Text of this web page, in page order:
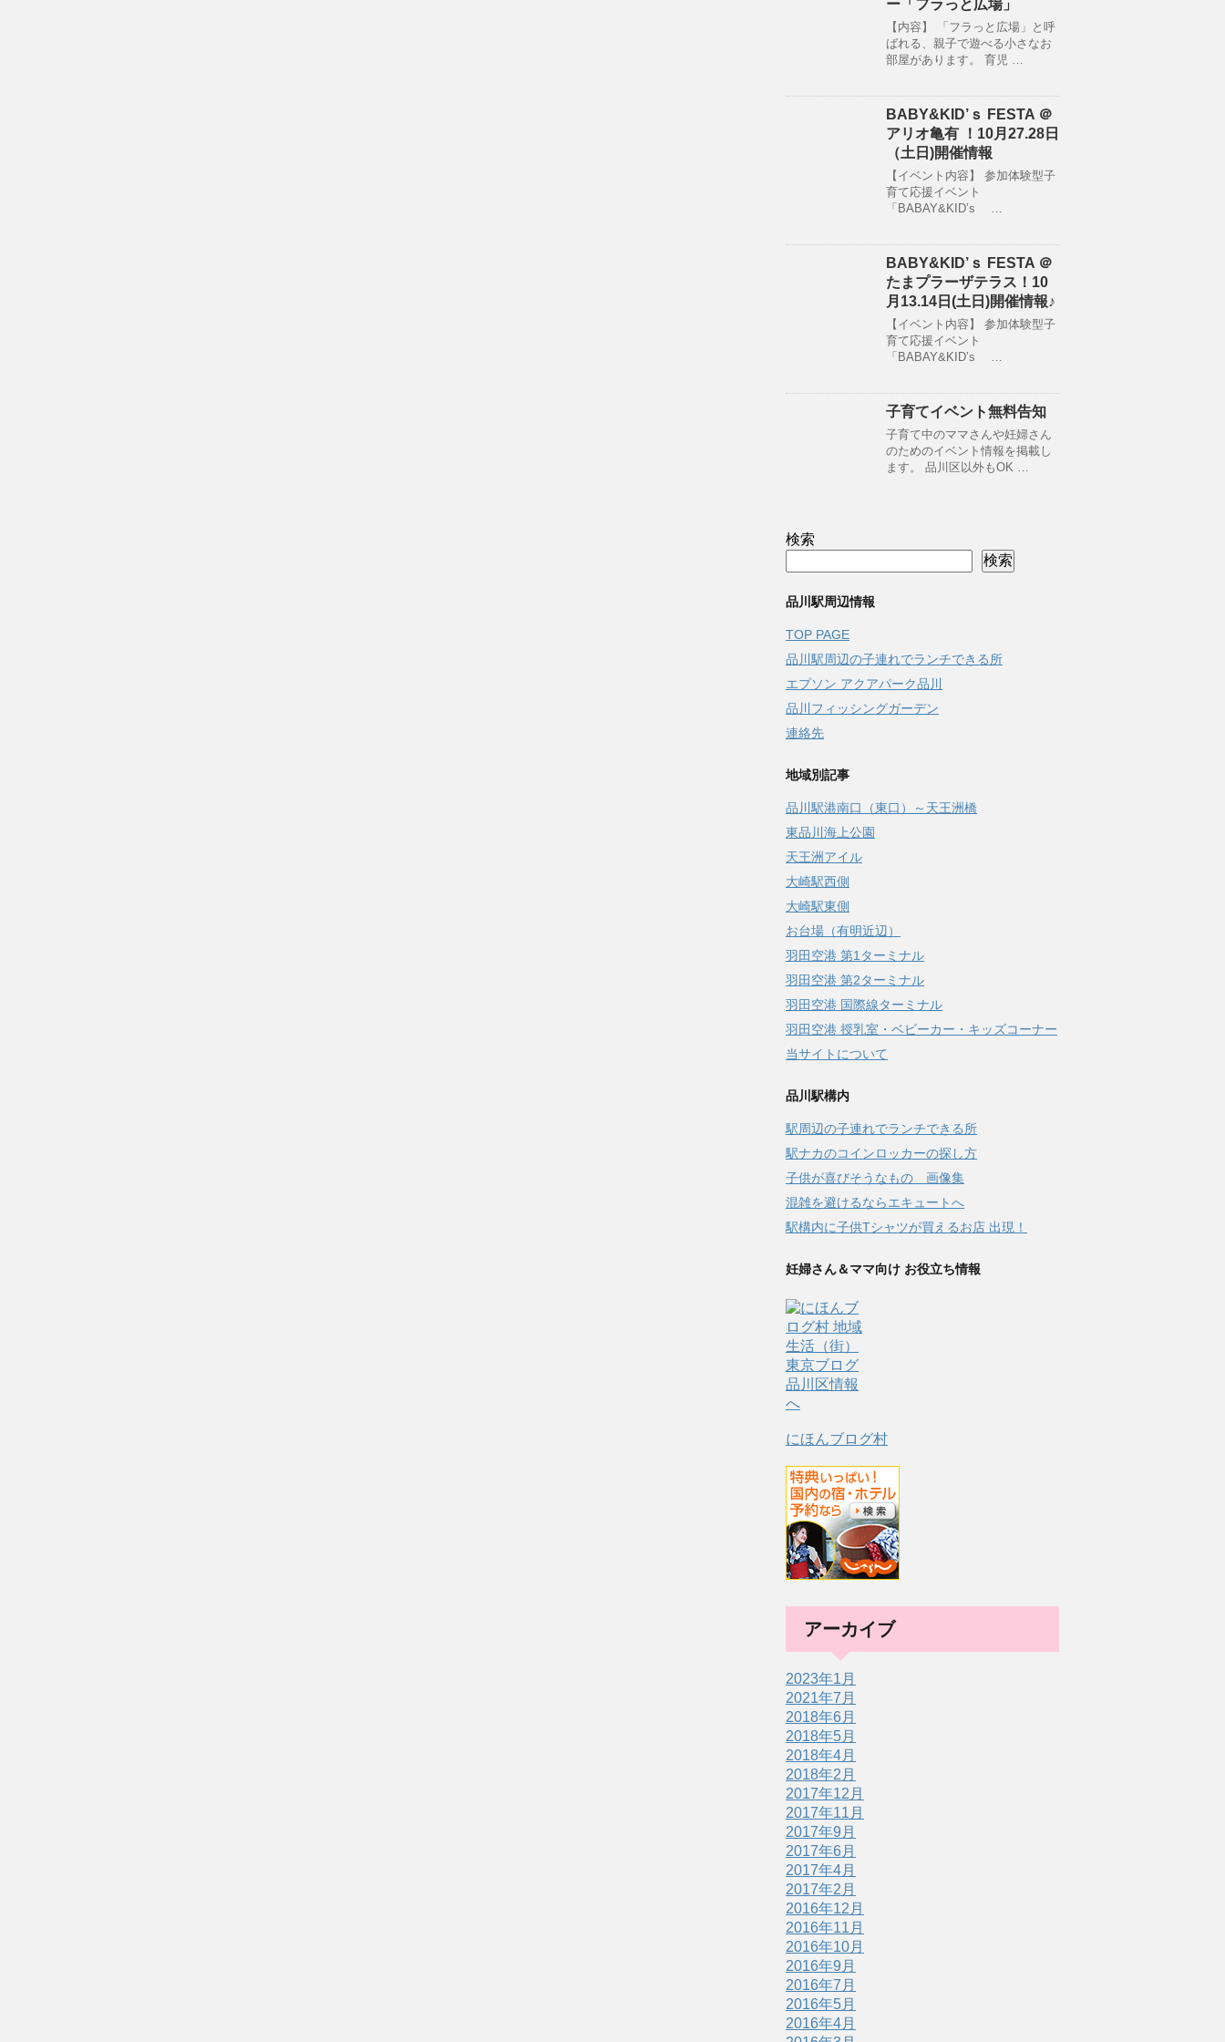
ー「フラっと広場」
【内容】 「フラっと広場」と呼
ばれる、親子で遊べる小さなお
部屋があります。 育児 …
BABY&KID’ｓ FESTA ＠
アリオ亀有 ！10月27.28日
（土日)開催情報
【イベント内容】 参加体験型子
育て応援イベント
「BABAY&KID’s …
BABY&KID’ｓ FESTA ＠
たまプラーザテラス！10
月13.14日(土日)開催情報♪
【イベント内容】 参加体験型子
育て応援イベント
「BABAY&KID’s …
子育てイベント無料告知
子育て中のママさんや妊婦さん
のためのイベント情報を掲載し
ます。 品川区以外もOK …
検索
検索
品川駅周辺情報
TOP PAGE
品川駅周辺の子連れでランチできる所
エプソン アクアパーク品川
品川フィッシングガーデン
連絡先
地域別記事
品川駅港南口（東口）～天王洲橋
東品川海上公園
天王洲アイル
大崎駅西側
大崎駅東側
お台場（有明近辺）
羽田空港 第1ターミナル
羽田空港 第2ターミナル
羽田空港 国際線ターミナル
羽田空港 授乳室・ベビーカー・キッズコーナー
当サイトについて
品川駅構内
駅周辺の子連れでランチできる所
駅ナカのコインロッカーの探し方
子供が喜びそうなもの 画像集
混雑を避けるならエキュートへ
駅構内に子供Tシャツが買えるお店 出現！
妊婦さん＆ママ向け お役立ち情報
にほんブログ村
アーカイブ
2023年1月
2021年7月
2018年6月
2018年5月
2018年4月
2018年2月
2017年12月
2017年11月
2017年9月
2017年6月
2017年4月
2017年2月
2016年12月
2016年11月
2016年10月
2016年9月
2016年7月
2016年5月
2016年4月